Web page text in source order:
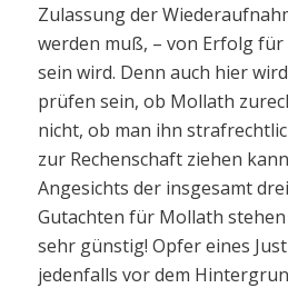
Zulassung der
werden muß, – von Erfolg
sein wird. Denn auch hier
prüfen sein, ob Mollath
nicht, ob man ihn
zur Rechenschaft ziehen
Angesichts der insgesamt
Gutachten für Mollath
sehr günstig! Opfer eines
jedenfalls vor dem